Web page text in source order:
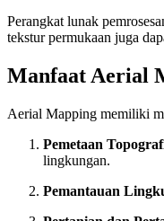
Perangkat lunak
tekstur permukaan juga
Manfaat Aerial
Aerial Mapping memiliki
Pemetaan
lingkungan.
Pemantauan